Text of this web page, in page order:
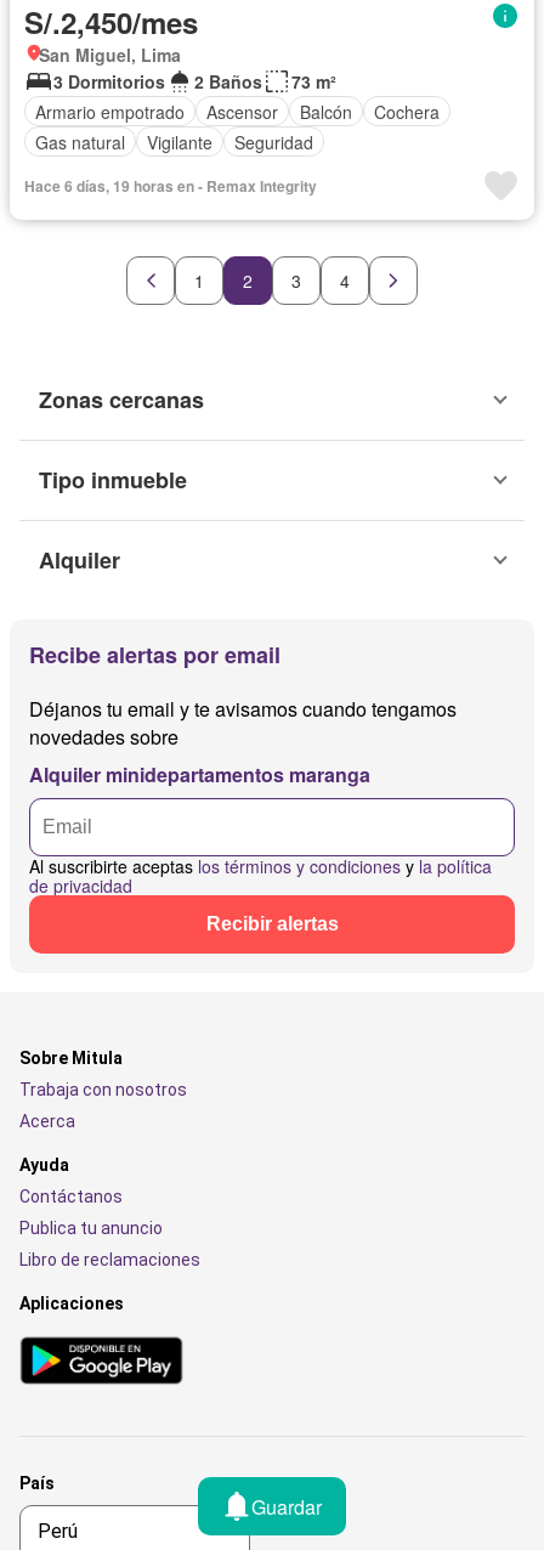
S/.2,450/mes
San Miguel, Lima
3 Dormitorios
2 Baños
73 m²
Armario empotrado
Ascensor Balcón
Cochera
Gas natural
Vigilante Seguridad
Hace 6 días, 19 horas en - Remax Integrity
1 2 3 4
Zonas cercanas
Tipo inmueble
Alquiler
Recibe alertas por email
Déjanos tu email y te avisamos cuando tengamos
novedades sobre
Alquiler minidepartamentos maranga
Al suscribirte aceptas los términos y condiciones y la política
de privacidad
Recibir alertas
Guardar
Sobre Mitula
Trabaja con nosotros
Acerca
Ayuda
Contáctanos
Publica tu anuncio
Libro de reclamaciones
Aplicaciones
País